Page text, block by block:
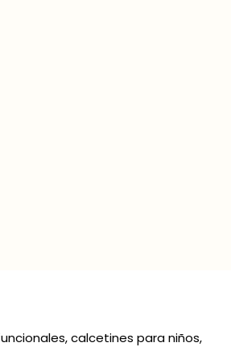
calcetines para niños,